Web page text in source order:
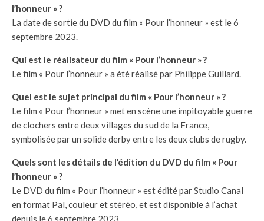
l’honneur » ?
La date de sortie du DVD du film « Pour l’honneur » est le 6
septembre 2023.
Qui est le réalisateur du film « Pour l’honneur » ?
Le film « Pour l’honneur » a été réalisé par Philippe Guillard.
Quel est le sujet principal du film « Pour l’honneur » ?
Le film « Pour l’honneur » met en scène une impitoyable guerre
de clochers entre deux villages du sud de la France,
symbolisée par un solide derby entre les deux clubs de rugby.
Quels sont les détails de l’édition du DVD du film « Pour
l’honneur » ?
Le DVD du film « Pour l’honneur » est édité par Studio Canal
en format Pal, couleur et stéréo, et est disponible à l’achat
depuis le 6 septembre 2023.